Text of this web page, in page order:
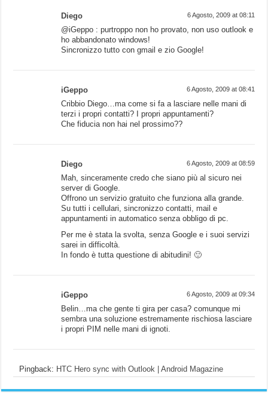
Diego 6 Agosto, 2009 at 08:11
@iGeppo : purtroppo non ho provato, non uso outlook e
ho abbandonato windows!
Sincronizzo tutto con gmail e zio Google!
iGeppo 6 Agosto, 2009 at 08:41
Cribbio Diego…ma come si fa a lasciare nelle mani di
terzi i propri contatti? I propri appuntamenti?
Che fiducia non hai nel prossimo??
Diego 6 Agosto, 2009 at 08:59
Mah, sinceramente credo che siano più al sicuro nei
server di Google.
Offrono un servizio gratuito che funziona alla grande.
Su tutti i cellulari, sincronizzo contatti, mail e
appuntamenti in automatico senza obbligo di pc.
Per me è stata la svolta, senza Google e i suoi servizi
sarei in difficoltà.
In fondo è tutta questione di abitudini! 🙂
iGeppo 6 Agosto, 2009 at 09:34
Belin…ma che gente ti gira per casa? comunque mi
sembra una soluzione estremamente rischiosa lasciare
i propri PIM nelle mani di ignoti.
Pingback: HTC Hero sync with Outlook | Android Magazine